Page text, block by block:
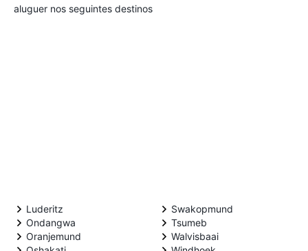
aluguer nos seguintes destinos
Luderitz
Ondangwa
Oranjemund
Swakopmund
Tsumeb
Walvisbaai